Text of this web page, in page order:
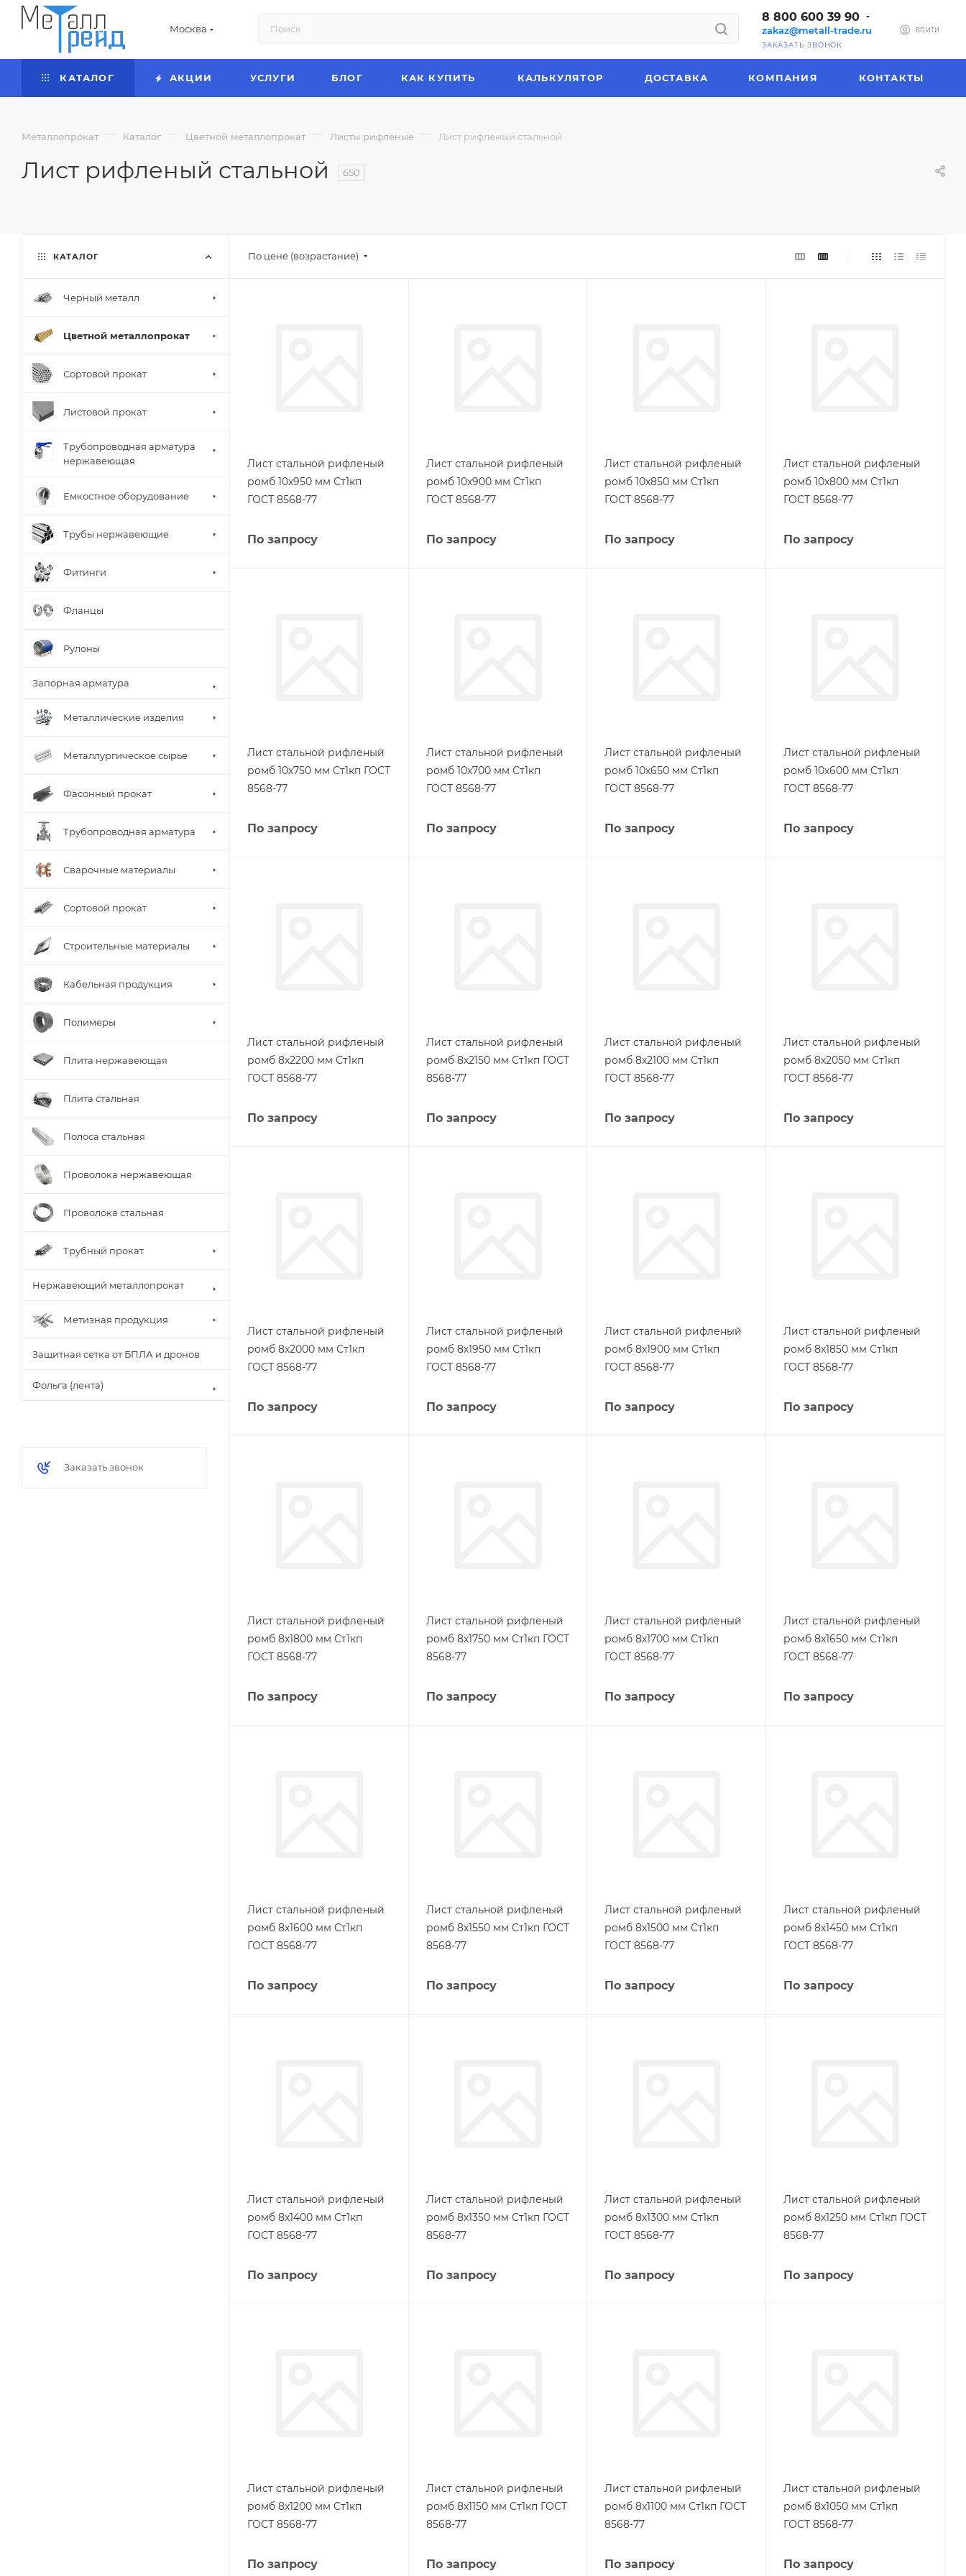
Москва
8 800 600 39 90
zakaz@metall-trade.ru
ЗАКАЗАТЬ ЗВОНОК
ВОЙТИ
КАТАЛОГ АКЦИИ УСЛУГИ БЛОГ КАК КУПИТЬ КАЛЬКУЛЯТОР ДОСТАВКА КОМПАНИЯ КОНТАКТЫ
Металлопрокат — Каталог — Цветной металлопрокат — Листы рифленые — Лист рифленый стальной
Лист рифленый стальной 650
По цене (возрастание)
Лист стальной рифленый
ромб 10х950 мм Ст1кп
ГОСТ 8568-77
По запросу
Лист стальной рифленый
ромб 10х900 мм Ст1кп
ГОСТ 8568-77
По запросу
Лист стальной рифленый
ромб 10х850 мм Ст1кп
ГОСТ 8568-77
По запросу
Лист стальной рифленый
ромб 10х800 мм Ст1кп
ГОСТ 8568-77
По запросу
Лист стальной рифленый
ромб 10х750 мм Ст1кп ГОСТ
8568-77
По запросу
Лист стальной рифленый
ромб 10х700 мм Ст1кп
ГОСТ 8568-77
По запросу
Лист стальной рифленый
ромб 10х650 мм Ст1кп
ГОСТ 8568-77
По запросу
Лист стальной рифленый
ромб 10х600 мм Ст1кп
ГОСТ 8568-77
По запросу
Лист стальной рифленый
ромб 8х2200 мм Ст1кп
ГОСТ 8568-77
По запросу
Лист стальной рифленый
ромб 8х2150 мм Ст1кп ГОСТ
8568-77
По запросу
Лист стальной рифленый
ромб 8х2100 мм Ст1кп
ГОСТ 8568-77
По запросу
Лист стальной рифленый
ромб 8х2050 мм Ст1кп
ГОСТ 8568-77
По запросу
Лист стальной рифленый
ромб 8х2000 мм Ст1кп
ГОСТ 8568-77
По запросу
Лист стальной рифленый
ромб 8х1950 мм Ст1кп
ГОСТ 8568-77
По запросу
Лист стальной рифленый
ромб 8х1900 мм Ст1кп
ГОСТ 8568-77
По запросу
Лист стальной рифленый
ромб 8х1850 мм Ст1кп
ГОСТ 8568-77
По запросу
Лист стальной рифленый
ромб 8х1800 мм Ст1кп
ГОСТ 8568-77
По запросу
Лист стальной рифленый
ромб 8х1750 мм Ст1кп ГОСТ
8568-77
По запросу
Лист стальной рифленый
ромб 8х1700 мм Ст1кп
ГОСТ 8568-77
По запросу
Лист стальной рифленый
ромб 8х1650 мм Ст1кп
ГОСТ 8568-77
По запросу
Лист стальной рифленый
ромб 8х1600 мм Ст1кп
ГОСТ 8568-77
По запросу
Лист стальной рифленый
ромб 8х1550 мм Ст1кп ГОСТ
8568-77
По запросу
Лист стальной рифленый
ромб 8х1500 мм Ст1кп
ГОСТ 8568-77
По запросу
Лист стальной рифленый
ромб 8х1450 мм Ст1кп
ГОСТ 8568-77
По запросу
Лист стальной рифленый
ромб 8х1400 мм Ст1кп
ГОСТ 8568-77
По запросу
Лист стальной рифленый
ромб 8х1350 мм Ст1кп ГОСТ
8568-77
По запросу
Лист стальной рифленый
ромб 8х1300 мм Ст1кп
ГОСТ 8568-77
По запросу
Лист стальной рифленый
ромб 8х1250 мм Ст1кп ГОСТ
8568-77
По запросу
Лист стальной рифленый
ромб 8х1200 мм Ст1кп
ГОСТ 8568-77
По запросу
Лист стальной рифленый
ромб 8х1150 мм Ст1кп ГОСТ
8568-77
По запросу
Лист стальной рифленый
ромб 8х1100 мм Ст1кп ГОСТ
8568-77
По запросу
Лист стальной рифленый
ромб 8х1050 мм Ст1кп
ГОСТ 8568-77
По запросу
КАТАЛОГ
Черный металл
Цветной металлопрокат
Сортовой прокат
Листовой прокат
Трубопроводная арматура
нержавеющая
Емкостное оборудование
Трубы нержавеющие
Фитинги
Фланцы
Рулоны
Запорная арматура
Металлические изделия
Металлургическое сырье
Фасонный прокат
Трубопроводная арматура
Сварочные материалы
Сортовой прокат
Строительные материалы
Кабельная продукция
Полимеры
Плита нержавеющая
Плита стальная
Полоса стальная
Проволока нержавеющая
Проволока стальная
Трубный прокат
Нержавеющий металлопрокат
Метизная продукция
Защитная сетка от БПЛА и дронов
Фольга (лента)
Заказать звонок